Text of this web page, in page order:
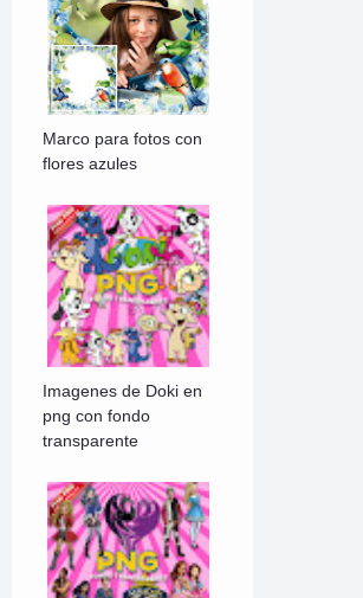
Marco para fotos con
flores azules
Imagenes de Doki en
png con fondo
transparente